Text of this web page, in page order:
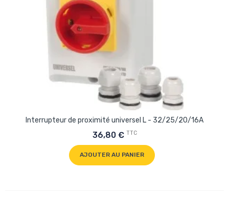
Interrupteur de proximité universel L - 32/25/20/16A
36,80 € TTC
AJOUTER AU PANIER